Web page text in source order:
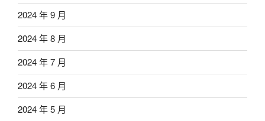
2024 年 9 月
2024 年 8 月
2024 年 7 月
2024 年 6 月
2024 年 5 月